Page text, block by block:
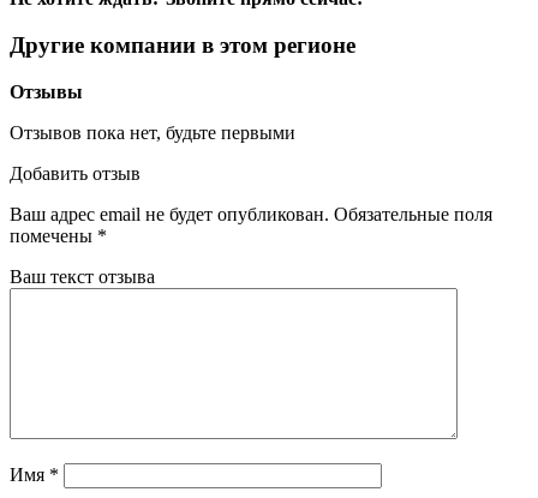
Другие компании в этом регионе
Отзывы
Отзывов пока нет, будьте первыми
Добавить отзыв
Ваш адрес email не будет опубликован. Обязательные поля
помечены *
Ваш текст отзыва
Имя *